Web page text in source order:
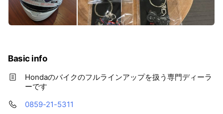
Basic info
Hondaのバイクのフルラインアップを扱う専門ディーラ
ーです
0859-21-5311